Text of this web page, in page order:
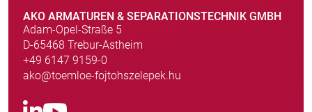
AKO ARMATUREN & SEPARATIONSTECHNIK GMBH
Adam-Opel-Straße 5
D-65468 Trebur-Astheim
+49 6147 9159-0
ako@toemloe-fojtohszelepek.hu